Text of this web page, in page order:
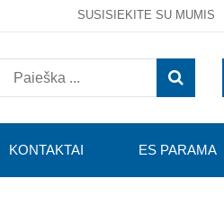
SUSISIEKITE SU MUMIS
KONTAKTAI ES PARAMA